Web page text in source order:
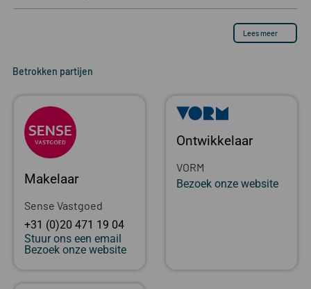
Lees meer
Betrokken partijen
Makelaar
Sense Vastgoed
+31 (0)20 471 19 04
Stuur ons een email
Bezoek onze website
Ontwikkelaar
VORM
Bezoek onze website